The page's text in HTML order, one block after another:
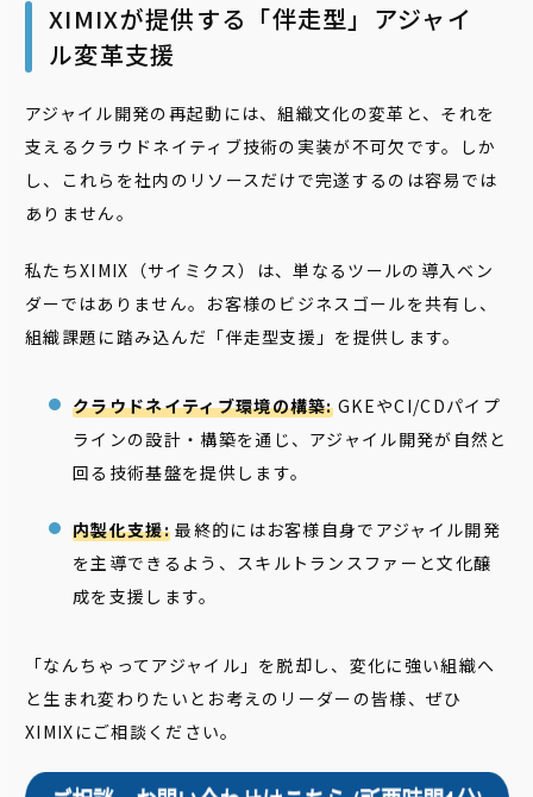
XIMIXが提供する「伴走型」アジャイ
ル変革支援
アジャイル開発の再起動には、組織文化の変革と、それを
支えるクラウドネイティブ技術の実装が不可欠です。しか
し、これらを社内のリソースだけで完遂するのは容易では
ありません。
私たちXIMIX（サイミクス）は、単なるツールの導入ベン
ダーではありません。お客様のビジネスゴールを共有し、
組織課題に踏み込んだ「伴走型支援」を提供します。
クラウドネイティブ環境の構築:GKEやCI/CDパイプ
ラインの設計・構築を通じ、アジャイル開発が自然と
回る技術基盤を提供します。
内製化支援:最終的にはお客様自身でアジャイル開発
を主導できるよう、スキルトランスファーと文化醸
成を支援します。
「なんちゃってアジャイル」を脱却し、変化に強い組織へ
と生まれ変わりたいとお考えのリーダーの皆様、ぜひ
XIMIXにご相談ください。